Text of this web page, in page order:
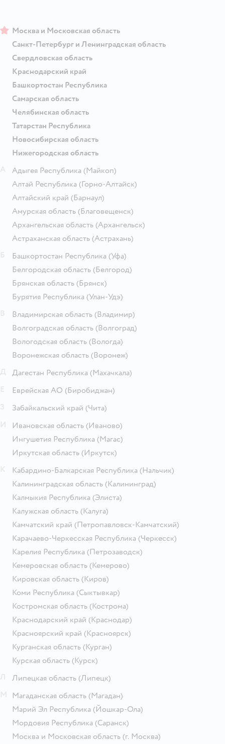
Москва и Московская область
Санкт-Петербург и Ленинградская область
Свердловская область
Краснодарский край
Башкортостан Республика
Самарская область
Челябинская область
Татарстан Республика
Новосибирская область
Нижегородская область
Адыгея Республика (Майкоп)
Алтай Республика (Горно-Алтайск)
Алтайский край (Барнаул)
Амурская область (Благовещенск)
Архангельская область (Архангельск)
Астраханская область (Астрахань)
Башкортостан Республика (Уфа)
Белгородская область (Белгород)
Брянская область (Брянск)
Бурятия Республика (Улан-Удэ)
Владимирская область (Владимир)
Волгоградская область (Волгоград)
Вологодская область (Вологда)
Воронежская область (Воронеж)
Дагестан Республика (Махачкала)
Еврейская АО (Биробиджан)
Забайкальский край (Чита)
Ивановская область (Иваново)
Ингушетия Республика (Магас)
Иркутская область (Иркутск)
Кабардино-Балкарская Республика (Нальчик)
Калининградская область (Калининград)
Калмыкия Республика (Элиста)
Калужская область (Калуга)
Камчатский край (Петропавловск-Камчатский)
Карачаево-Черкесская Республика (Черкесск)
Карелия Республика (Петрозаводск)
Кемеровская область (Кемерово)
Кировская область (Киров)
Коми Республика (Сыктывкар)
Костромская область (Кострома)
Краснодарский край (Краснодар)
Красноярский край (Красноярск)
Курганская область (Курган)
Курская область (Курск)
Липецкая область (Липецк)
Магаданская область (Магадан)
Марий Эл Республика (Йошкар-Ола)
Мордовия Республика (Саранск)
Москва и Московская область (г. Москва)